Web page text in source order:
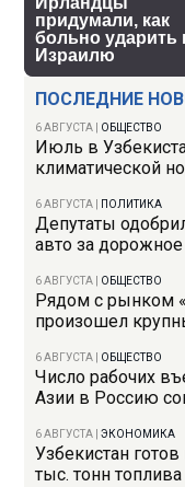
ПОСЛЕДНИЕ
6 АВГУСТА ОБЩЕСТВО
Июль в
климатической
6 АВГУСТА ПОЛИТИКА
Депутаты
авто за дорожное
6 АВГУСТА ОБЩЕСТВО
Рядом с рынком
произошел
6 АВГУСТА ОБЩЕСТВО
Число рабочих
Азии в Россию
6 АВГУСТА |ЭКОНОМИКА
Узбекистан
тыс. тонн